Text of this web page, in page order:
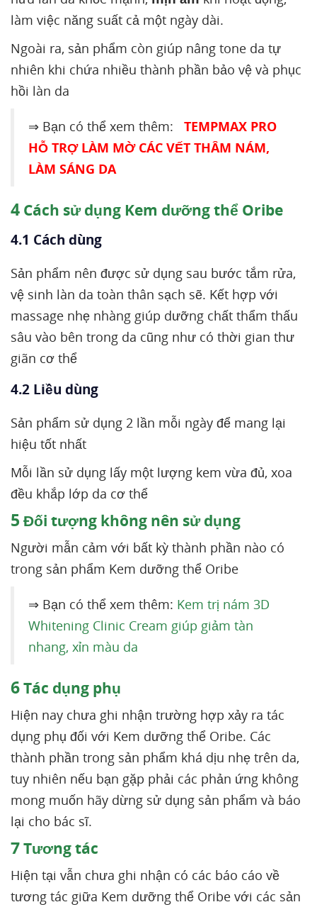
làm việc năng suất cả một ngày dài.
Ngoài ra, sản phẩm còn giúp nâng tone da tự
nhiên khi chứa nhiều thành phần bảo vệ và phục
hồi làn da
⇒ Bạn có thể xem thêm:
TEMPMAX PRO
HỖ TRỢ LÀM MỜ CÁC VẾT THÂM NÁM,
LÀM SÁNG DA
4 Cách sử dụng Kem dưỡng thể Oribe
4.1 Cách dùng
Sản phẩm nên được sử dụng sau bước tắm rửa,
vệ sinh làn da toàn thân sạch sẽ. Kết hợp với
massage nhẹ nhàng giúp dưỡng chất thẩm thấu
sâu vào bên trong da cũng như có thời gian thư
giãn cơ thể
4.2 Liều dùng
Sản phẩm sử dụng 2 lần mỗi ngày để mang lại
hiệu tốt nhất
Mỗi lần sử dụng lấy một lượng kem vừa đủ, xoa
đều khắp lớp da cơ thể
5 Đối tượng không nên sử dụng
Người mẫn cảm với bất kỳ thành phần nào có
trong sản phẩm Kem dưỡng thể Oribe
⇒ Bạn có thể xem thêm: Kem trị nám 3D
Whitening Clinic Cream giúp giảm tàn
nhang, xỉn màu da
6Tác dụng phụ
Hiện nay chưa ghi nhận trường hợp xảy ra tác
dụng phụ đối với Kem dưỡng thể Oribe. Các
thành phần trong sản phẩm khá dịu nhẹ trên da,
tuy nhiên nếu bạn gặp phải các phản ứng không
mong muốn hãy dừng sử dụng sản phẩm và báo
lại cho bác sĩ.
7Tương tác
Hiện tại vẫn chưa ghi nhận có các báo cáo về
tương tác giữa Kem dưỡng thể Oribe với các sản